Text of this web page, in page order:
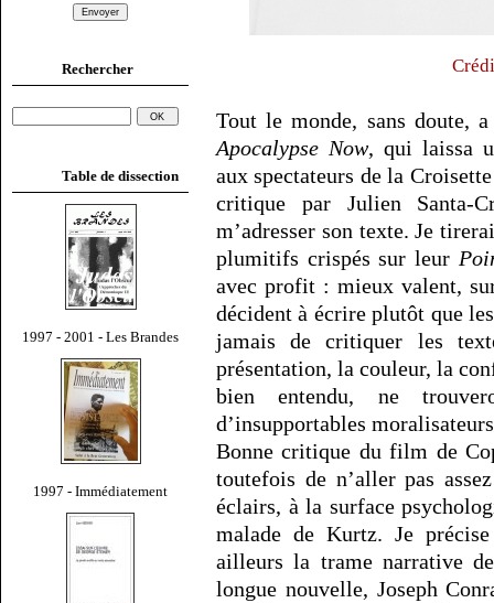
Rechercher
Table de dissection
1997 - 2001 - Les Brandes
1997 - Immédiatement
Tout le monde, sans doute,
Apocalypse Now, qui laissa
aux spectateurs de la
critique par Julien Santa-
m’adresser son texte. Je
plumitifs crispés sur leur
avec profit : mieux valent,
décident à écrire plutôt que
jamais de critiquer les
présentation, la couleur, la
bien entendu, ne
d’insupportables
Bonne critique du film de
toutefois de n’aller pas
éclairs, à la surface
malade de Kurtz. Je
ailleurs la trame narrative
longue nouvelle, Joseph